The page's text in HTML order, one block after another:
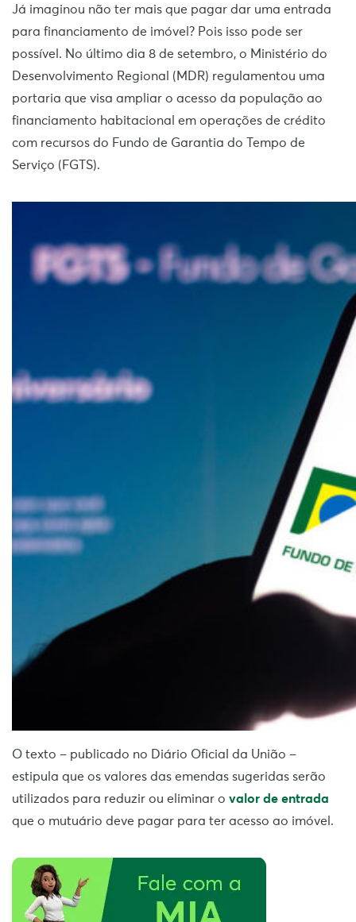
Já imaginou não ter mais que pagar dar uma entrada
para financiamento de imóvel? Pois isso pode ser
possível. No último dia 8 de setembro, o Ministério do
Desenvolvimento Regional (MDR) regulamentou uma
portaria que visa ampliar o acesso da população ao
financiamento habitacional em operações de crédito
com recursos do Fundo de Garantia do Tempo de
Serviço (FGTS).
O texto – publicado no Diário Oficial da União –
estipula que os valores das emendas sugeridas serão
utilizados para reduzir ou eliminar o valor de entrada
que o mutuário deve pagar para ter acesso ao imóvel.